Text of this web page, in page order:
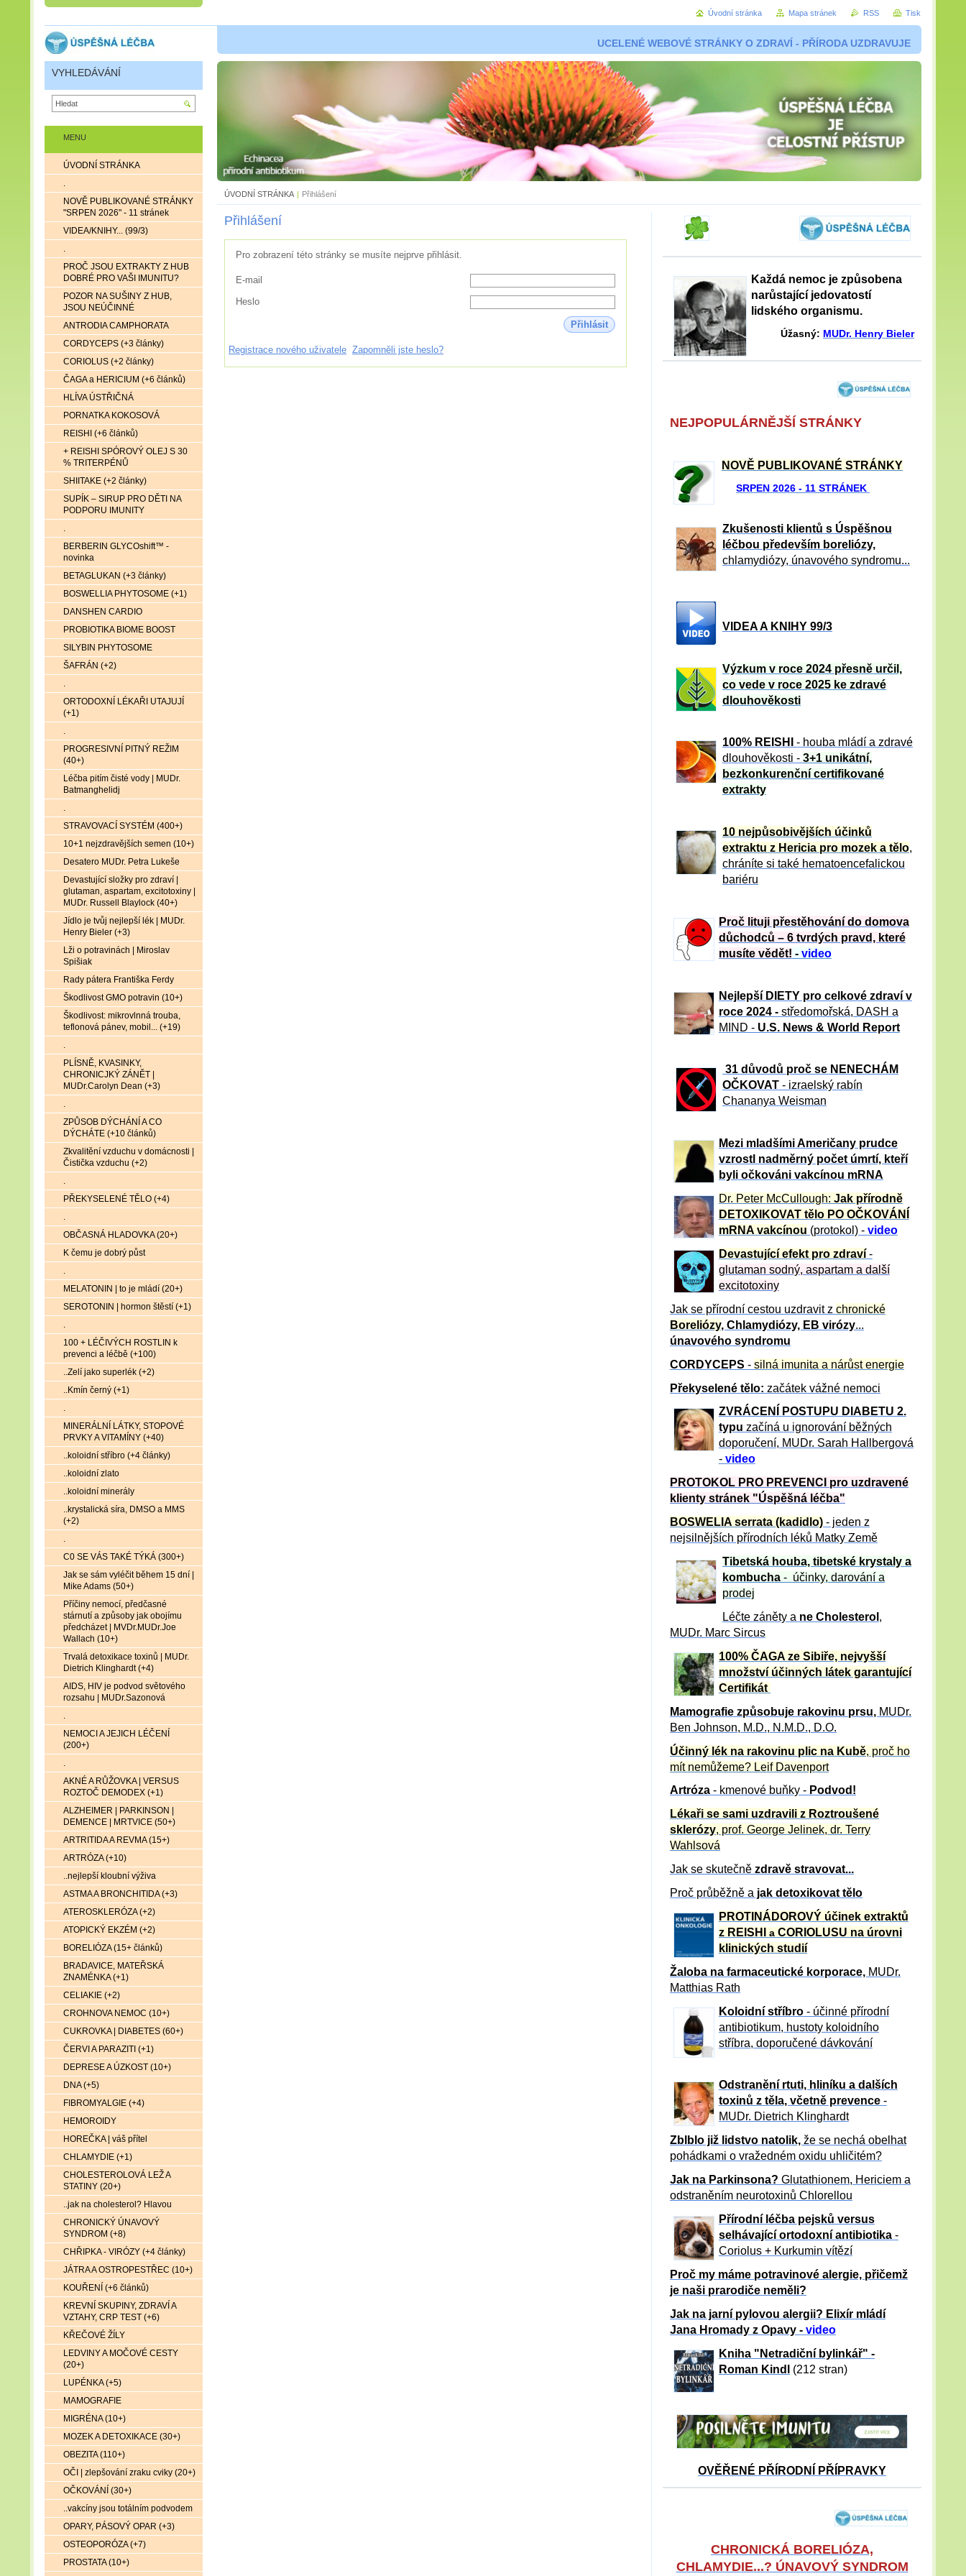
UCELENÉ WEBOVÉ STRÁNKY O ZDRAVÍ - PŘÍRODA UZDRAVUJE
ÚVODNÍ STRÁNKA | Přihlášení
Přihlášení
Pro zobrazení této stránky se musíte nejprve přihlásit.
E-mail
Heslo
Přihlásit
Registrace nového uživatele Zapomněli jste heslo?
Každá nemoc je způsobena
narůstající jedovatostí
lidského organismu.
Úžasný: MUDr. Henry Bieler
NEJPOPULÁRNĚJŠÍ STRÁNKY
NOVĚ PUBLIKOVANÉ STRÁNKY
SRPEN 2026 - 11 STRÁNEK
Zkušenosti klientů s Úspěšnou
léčbou především boreliózy,
chlamydiózy, únavového syndromu...
VIDEA A KNIHY 99/3
Výzkum v roce 2024 přesně určil,
co vede v roce 2025 ke zdravé
dlouhověkosti
100% REISHI
- houba mládí a zdravé
dlouhověkosti - 3+1 unikátní,
bezkonkurenční certifikované
extrakty
10 nejpůsobivějších účinků
extraktu z Hericia pro mozek a tělo,
chráníte si také hematoencefalickou
bariéru
Proč lituji přestěhování do domova
důchodců – 6 tvrdých pravd, které
musíte vědět! - video
Nejlepší DIETY pro celkové zdraví v
roce 2024 - středomořská, DASH a
MIND - U.S. News & World Report
31 důvod ů proč se NENECHÁM
OČKOVAT - izraelský rabín
Chananya Weisman
Mezi mladšími Američany prudce
vzrostl nadměrný počet úmrtí, kteří
byli očkováni vakcínou mRNA
Dr. Peter McCullough: Jak přírodně
DETOXIKOVAT tělo PO OČKOVÁNÍ
mRNA vakcínou (protokol) - video
Devastující efekt pro zdraví-
glutaman sodný, aspartam a další
excitotoxiny
Jak se přírodní cestou uzdravit z chronické
Boreliózy, Chlamydiózy, EB virózy...
únavového syndromu
CORDYCEPS - silná imunita a nárůst energie
Překyselené tělo: začátek vážné nemoci
ZVRÁCE NÍ POSTUPU DIABETU 2.
typu začíná u ignorování běžných
doporučení, MUDr. Sarah Hallbergová
- video
PROTOKOL PRO PREVENCI pro uzdravené
klienty stránek "Úspěšná léčba"
BOSWELIA serrata (kadidlo) - jeden z
nejsilnějších přírodních léků Matky Země
Tibetská houba, tibetské krystaly a
kombucha - účinky, darování a
prodej
Léčte záněty a ne Cholesterol ,
MUDr. Marc Sircus
100% ČAGA ze Sibiře, nejvyšší
množství účinných látek garantující
Certifikát
Mamografie způsobuje rakovinu prsu, MUDr.
Ben Johnson, M.D., N.M.D., D.O.
Účinný lék na rakovinu plic na Kubě, proč ho
mít nemůžeme? Leif Davenport
Artróza - kmenové buňky - Podvod!
Lékaři se sami uzdravili z Roztroušené
sklerózy, prof. George Jelinek, dr. Terry
Wahlsová
Jak se skutečně zdravě stravovat...
Proč průběžně a jak detoxikovat tělo
PROTINÁDOROVÝ účinek extraktů
z REISHI a CORIOLUSU na úrovni
klinických studií
Žaloba na farmaceutické korporace, MUDr.
Matthias Rath
Koloidní stříbro- účinné přírodní
antibiotikum, hustoty koloidního
stříbra, doporučené dávkování
Odstranění rtuti, hliníku a dalších
toxinů z těla, včetně prevence -
MUDr. Dietrich Klinghardt
Zblblo již lidstvo natolik, že se nechá obelhat
pohádkami o vražedném oxidu uhličitém?
Jak na Parkinsona? Glutathionem, Hericiem a
odstraněním neurotoxinů Chlorellou
Přírodní léčba pejsků versus
selhávající ortodoxní antibiotika -
Coriolus + Kurkumin vítězí
Proč my máme potravinové alergie, přičemž
je naši prarodiče neměli?
Jak na jarní pylovou alergii? Elixír mládí
Jana Hromady z Opavy - video
Kniha "Netradiční bylinkář" -
Roman Kindl
(212 stran)
OVĚŘENÉ PŘÍRODNÍ PŘÍPRAVKY
CHRONICKÁ BORELIÓZA,
CHLAMYDIE...? ÚNAVOVÝ SYNDROM
MENU
ÚVODNÍ STRÁNKA
.
NOVĚ PUBLIKOVANÉ STRÁNKY
"SRPEN 2026" - 11 stránek
VIDEA/KNIHY... (99/3)
.
PROČ JSOU EXTRAKTY Z HUB
DOBRÉ PRO VAŠI IMUNITU?
POZOR NA SUŠINY Z HUB,
JSOU NEÚČINNÉ
ANTRODIA CAMPHORATA
CORDYCEPS (+3 články)
CORIOLUS (+2 články)
ČAGA a HERICIUM (+6 článků)
HLÍVA ÚSTŘIČNÁ
PORNATKA KOKOSOVÁ
REISHI (+6 článků)
+ REISHI SPÓROVÝ OLEJ S 30
% TRITERPÉNŮ
SHIITAKE (+2 články)
SUPÍK – SIRUP PRO DĚTI NA
PODPORU IMUNITY
.
BERBERIN GLYCOshift™ -
novinka
BETAGLUKAN (+3 články)
BOSWELLIA PHYTOSOME (+1)
DANSHEN CARDIO
PROBIOTIKA BIOME BOOST
SILYBIN PHYTOSOME
ŠAFRÁN (+2)
.
ORTODOXNÍ LÉKAŘI UTAJUJÍ
(+1)
.
PROGRESIVNÍ PITNÝ REŽIM
(40+)
Léčba pitím čisté vody | MUDr.
Batmanghelidj
.
STRAVOVACÍ SYSTÉM (400+)
10+1 nejzdravějších semen (10+)
Desatero MUDr. Petra Lukeše
Devastující složky pro zdraví |
glutaman, aspartam, excitotoxiny |
MUDr. Russell Blaylock (40+)
Jídlo je tvůj nejlepší lék | MUDr.
Henry Bieler (+3)
Lži o potravinách | Miroslav
Spišiak
Rady pátera Františka Ferdy
Škodlivost GMO potravin (10+)
Škodlivost: mikrovlnná trouba,
teflonová pánev, mobil... (+19)
.
PLÍSNĚ, KVASINKY,
CHRONICJKÝ ZÁNĚT |
MUDr.Carolyn Dean (+3)
.
ZPŮSOB DÝCHÁNÍ A CO
DÝCHÁTE (+10 článků)
Zkvalitění vzduchu v domácnosti |
Čistička vzduchu (+2)
.
PŘEKYSELENÉ TĚLO (+4)
.
OBČASNÁ HLADOVKA (20+)
K čemu je dobrý půst
.
MELATONIN | to je mládí (20+)
SEROTONIN | hormon štěstí (+1)
.
100 + LÉČIVÝCH ROSTLIN k
prevenci a léčbě (+100)
..Zelí jako superlék (+2)
..Kmín černý (+1)
.
MINERÁLNÍ LÁTKY, STOPOVÉ
PRVKY A VITAMÍNY (+40)
..koloidní stříbro (+4 články)
..koloidní zlato
..koloidní minerály
..krystalická síra, DMSO a MMS
(+2)
.
C0 SE VÁS TAKÉ TÝKÁ (300+)
Jak se sám vyléčit během 15 dní |
Mike Adams (50+)
Příčiny nemocí, předčasné
stárnutí a způsoby jak obojímu
předcházet | MVDr.MUDr.Joe
Wallach (10+)
Trvalá detoxikace toxinů | MUDr.
Dietrich Klinghardt (+4)
AIDS, HIV je podvod světového
rozsahu | MUDr.Sazonová
.
NEMOCI A JEJICH LÉČENÍ
(200+)
.
AKNÉ A RŮŽOVKA | VERSUS
ROZTOČ DEMODEX (+1)
ALZHEIMER | PARKINSON |
DEMENCE | MRTVICE (50+)
ARTRITIDA A REVMA (15+)
ARTRÓZA (+10)
..nejlepší kloubní výživa
ASTMA A BRONCHITIDA (+3)
ATEROSKLERÓZA (+2)
ATOPICKÝ EKZÉM (+2)
BORELIÓZA (15+ článků)
BRADAVICE, MATEŘSKÁ
ZNAMÉNKA (+1)
CELIAKIE (+2)
CROHNOVA NEMOC (10+)
CUKROVKA | DIABETES (60+)
ČERVI A PARAZITI (+1)
DEPRESE A ÚZKOST (10+)
DNA (+5)
FIBROMYALGIE (+4)
HEMOROIDY
HOREČKA | váš přítel
CHLAMYDIE (+1)
CHOLESTEROLOVÁ LEŽ A
STATINY (20+)
..jak na cholesterol? Hlavou
CHRONICKÝ ÚNAVOVÝ
SYNDROM (+8)
CHŘIPKA - VIRÓZY (+4 články)
JÁTRA A OSTROPESTŘEC (10+)
KOUŘENÍ (+6 článků)
KREVNÍ SKUPINY, ZDRAVÍ A
VZTAHY, CRP TEST (+6)
KŘEČOVÉ ŽÍLY
LEDVINY A MOČOVÉ CESTY
(20+)
LUPÉNKA (+5)
MAMOGRAFIE
MIGRÉNA (10+)
MOZEK A DETOXIKACE (30+)
OBEZITA (110+)
OČI | zlepšování zraku cviky (20+)
OČKOVÁNÍ (30+)
..vakcíny jsou totálním podvodem
OPARY, PÁSOVÝ OPAR (+3)
OSTEOPORÓZA (+7)
PROSTATA (10+)
VYHLEDÁVÁNÍ
Úvodní stránka Mapa stránek RSS Tisk